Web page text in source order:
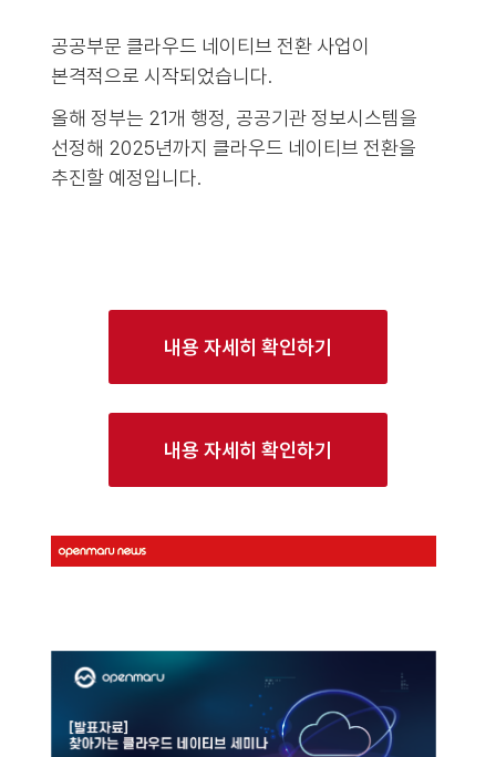
공공부문 클라우드 네이티브 전환 사업이
본격적으로 시작되었습니다.
올해 정부는 21개 행정, 공공기관 정보시스템을
선정해 2025년까지 클라우드 네이티브 전환을
추진할 예정입니다.
내용 자세히 확인하기
내용 자세히 확인하기